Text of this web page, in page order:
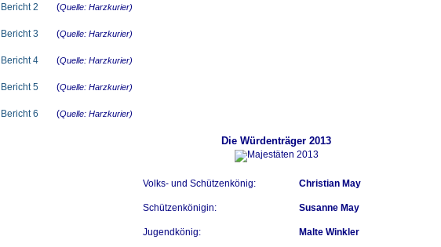
Bericht 2 (Quelle: Harzkurier)
Bericht 3 (Quelle: Harzkurier)
Bericht 4 (Quelle: Harzkurier)
Bericht 5 (Quelle: Harzkurier)
Bericht 6 (Quelle: Harzkurier)
Die Würdenträger 2013
Volks- und Schützenkönig: Christian May
Schützenkönigin: Susanne May
Jugendkönig: Malte Winkler